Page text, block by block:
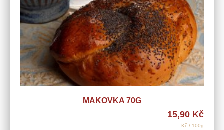
MAKOVKA 70G
15,90 Kč
Kč / 100g